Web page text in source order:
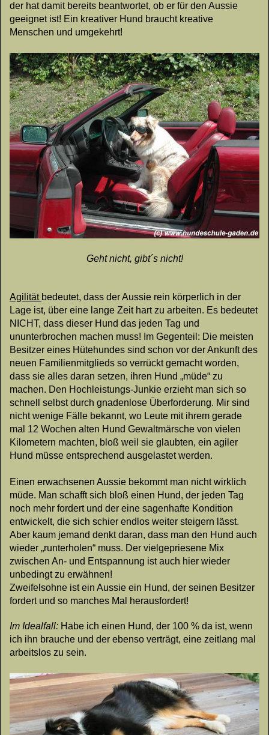
der hat damit bereits beantwortet, ob er für den Aussie
geeignet ist! Ein kreativer Hund braucht kreative
Menschen und umgekehrt!
Geht nicht, gibt´s nicht!
Agilität bedeutet, dass der Aussie rein körperlich in der
Lage ist, über eine lange Zeit hart zu arbeiten. Es bedeutet
NICHT, dass dieser Hund das jeden Tag und
ununterbrochen machen muss! Im Gegenteil: Die meisten
Besitzer eines Hütehundes sind schon vor der Ankunft des
neuen Familienmitglieds so verrückt gemacht worden,
dass sie alles daran setzen, ihren Hund „müde“ zu
machen. Den Hochleistungs-Junkie erzieht man sich so
schnell selbst durch gnadenlose Überforderung. Mir sind
nicht wenige Fälle bekannt, wo Leute mit ihrem gerade
mal 12 Wochen alten Hund Gewaltmärsche von vielen
Kilometern machten, bloß weil sie glaubten, ein agiler
Hund müsse entsprechend ausgelastet werden.
Einen erwachsenen Aussie bekommt man nicht wirklich
müde. Man schafft sich bloß einen Hund, der jeden Tag
noch mehr fordert und der eine sagenhafte Kondition
entwickelt, die sich schier endlos weiter steigern lässt.
Aber kaum jemand denkt daran, dass man den Hund auch
wieder „runterholen“ muss. Der vielgepriesene Mix
zwischen An- und Entspannung ist auch hier wieder
unbedingt zu erwähnen!
Zweifelsohne ist ein Aussie ein Hund, der seinen Besitzer
fordert und so manches Mal herausfordert!
Im Idealfall: Habe ich einen Hund, der 100 % da ist, wenn
ich ihn brauche und der ebenso verträgt, eine zeitlang mal
arbeitslos zu sein.